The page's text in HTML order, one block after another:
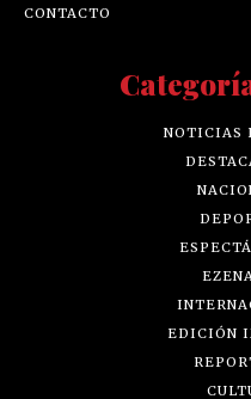
CONTACTO
NOTICIAS
EDICIÓN